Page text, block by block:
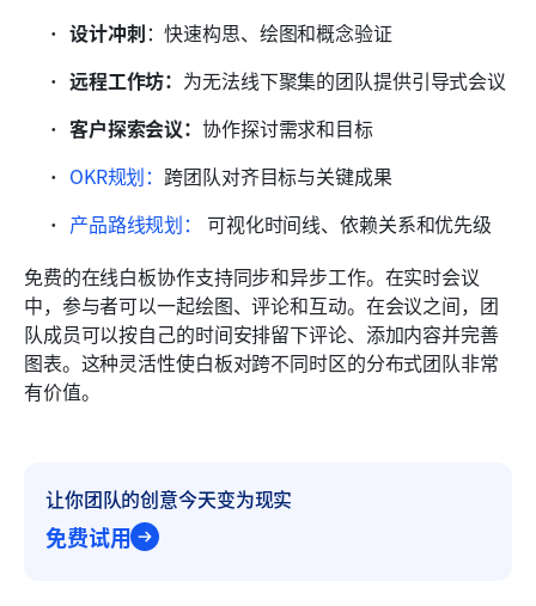
设计冲刺：快速构思、绘图和概念验证
远程工作坊： 为无法线下聚集的团队提供引导式会议
客户探索会议：协作探讨需求和目标
OKR规划： 跨团队对齐目标与关键成果
产品路线规划：
可视化时间线、依赖关系和优先级
免费的在线白板协作支持同步和异步工作。在实时会议
中，参与者可以一起绘图、评论和互动。在会议之间，团
队成员可以按自己的时间安排留下评论、添加内容并完善
图表。这种灵活性使白板对跨不同时区的分布式团队非常
有价值。
让你团队的创意今天变为现实
免费试用